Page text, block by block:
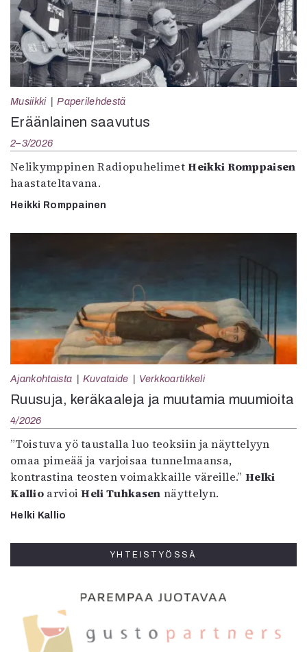
Musiikki Paperilehdestä
Eräänlainen saavutus
2–3/2026
Nelikymppinen RadiopuhelimetHeikki Romppaisen
haastateltavana.
Heikki Romppainen
Ajankohtaista Kuvataide Verkkoartikkeli
Ruusuja, keräkaaleja ja muutamia muumioita
4/2026
”Toistuva yö taustalla luo teoksiin ja näyttelyyn
omaa pimeää ja varjoisaa tunnelmaansa,
kontrastina teosten voimakkaille väreille.”Helki
KallioarvioiHeli Tuhkasen näyttelyn.
Helki Kallio
YHTEISTYÖSSÄ